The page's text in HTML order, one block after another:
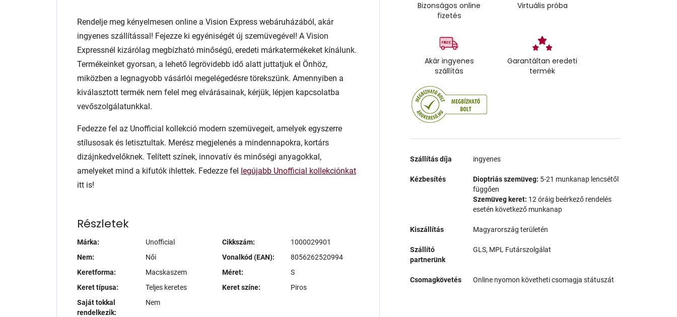
Rendelje meg kényelmesen online a Vision Express webáruházából, akár
ingyenes szállítással! Fejezze ki egyéniségét új szemüvegével! A Vision
Expressnél kizárólag megbízható minőségű, eredeti márkatermékeket kínálunk.
Termékeinket gyorsan, a lehető legrövidebb idő alatt juttatjuk el Önhöz,
miközben a legnagyobb vásárlói megelégedésre törekszünk. Amennyiben a
kiválasztott termék nem felel meg elvárásainak, kérjük, lépjen kapcsolatba
vevőszolgálatunkkal.
Fedezze fel az Unofficial kollekció modern szemüvegeit, amelyek egyszerre
stílusosak és letisztultak. Merész megjelenés a mindennapokra, kortárs
dizájnkedvelőknek. Telített színek, innovatív és minőségi anyagokkal,
amelyeket mind a kifutók ihlettek. Fedezze fel legújabb Unofficial kollekciónkat
itt is!
Részletek
Márka:
Unofficial
Nem:
Női
Keretforma:
Macskaszem
Keret típusa:
Teljes keretes
Saját tokkal
rendelkezik:
Nem
Cikkszám:
1000029901
Vonalkód (EAN):
8056262520994
Méret:
S
Keret színe:
Piros
Bizonságos online
fizetés
Virtuális próba
Akár ingyenes
szállítás
Garantáltan eredeti
termék
Szállítás díja ingyenes
Kézbesítés Dioptriás szemüveg: 5-21 munkanap lencsétől
függően
Szemüveg keret: 12 óráig beérkező rendelés
esetén következő munkanap
Kiszállítás Magyarország területén
Szállító
partnerünk
GLS, MPL Futárszolgálat
Csomagkövetés Online nyomon követheti csomagja státuszát